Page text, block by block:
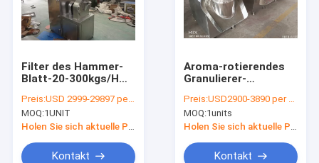
Fabrik-Ausflug
Nachrichten
Fordern Sie ein Zitat
Filter des Hammer-
Blatt-20-300kgs/H
Machine Cyclone
Duct
Preis:USD 2999-29897 per unit
MOQ:1UNIT
Holen Sie sich aktuelle Preis
Kontakt
Aroma-rotierendes
Granulierer-
Mischen des Huhn1-
10kg/h
Preis:USD2900-3890 per unit
MOQ:1units
Holen Sie sich aktuelle Preis
Kontakt